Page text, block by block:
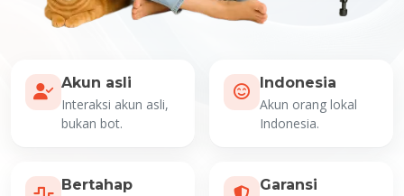
Akun asli
Interaksi akun asli,
bukan bot.
Indonesia
Akun orang lokal
Indonesia.
Bertahap
Garansi